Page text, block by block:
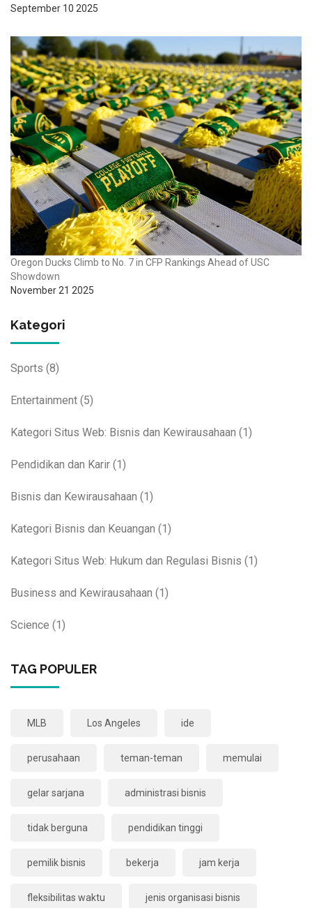
September 10 2025
Oregon Ducks Climb to No. 7 in CFP Rankings Ahead of USC
Showdown
November 21 2025
Kategori
Sports (8)
Entertainment (5)
Kategori Situs Web: Bisnis dan Kewirausahaan (1)
Pendidikan dan Karir (1)
Bisnis dan Kewirausahaan (1)
Kategori Bisnis dan Keuangan (1)
Kategori Situs Web: Hukum dan Regulasi Bisnis (1)
Business and Kewirausahaan (1)
Science (1)
TAG POPULER
MLB Los Angeles ide
perusahaan teman-teman memulai
gelar sarjana administrasi bisnis
tidak berguna pendidikan tinggi
pemilik bisnis bekerja jam kerja
fleksibilitas waktu jenis organisasi bisnis